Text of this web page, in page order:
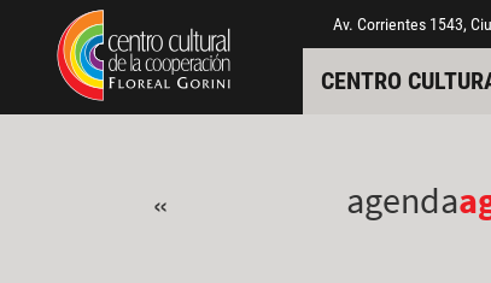
Pasar al contenido principal
Jump to main content Av. Corrientes 1543,
CENTRO
« agenda